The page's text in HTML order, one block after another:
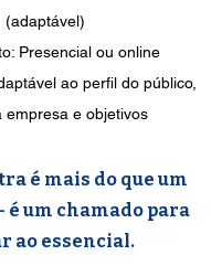
(adaptável)
Presencial ou online
ao perfil do público,
empresa e objetivos
é mais do que um
é um chamado para
ao essencial.